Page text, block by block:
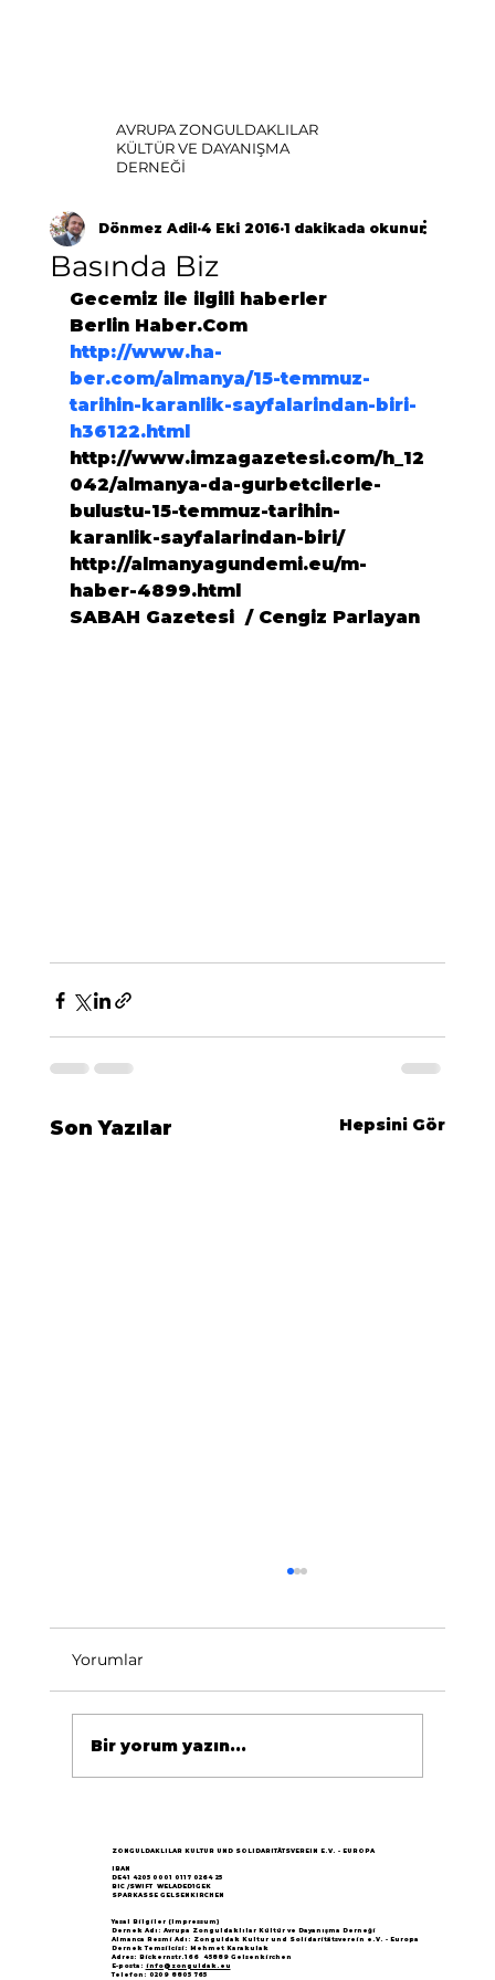
AVRUPA ZONGULDAKLILAR
KÜLTÜR VE DAYANIŞMA
DERNEĞİ
Basında Biz
Dönmez Adil 4 Eki 2016 1 dakikada okunur
Gecemiz ile ilgili haberler
Berlin Haber.Com
http://www.ha-
ber.com/almanya/15-temmuz-
tarihin-karanlik-sayfalarindan-biri-
h36122.html
http://www.imzagazetesi.com/h_12
042/almanya-da-gurbetcilerle-
bulustu-15-temmuz-tarihin-
karanlik-sayfalarindan-biri/
http://almanyagundemi.eu/m-
haber-4899.html
SABAH Gazetesi  / Cengiz Parlayan
Son Yazılar Hepsini Gör
büyük yankı uyandırdı...
Yorumlar
Bir yorum yazın...
ZONGULDAKLILAR KULTUR UND SOLIDARITÄTSVEREIN E.V. - EUROPA
IBAN
DE41 4205 0001 0117 0264 25
BIC /SWIFT WELADED1GEK
SPARKASSE GELSENKIRCHEN
Yasal Bilgiler (Impressum)
Dernek Adı: Avrupa Zonguldaklılar Kültür ve Dayanışma Derneği
Almanca Resmi Adı: Zonguldak Kultur und Solidaritätsverein e.V. - Europa
Dernek Temsilcisi: Mehmet Karakulak
Adres: Bickernstr.166 45889 Gelsenkirchen
E-posta: info@zonguldak.eu
Telefon: 0209 8805 765